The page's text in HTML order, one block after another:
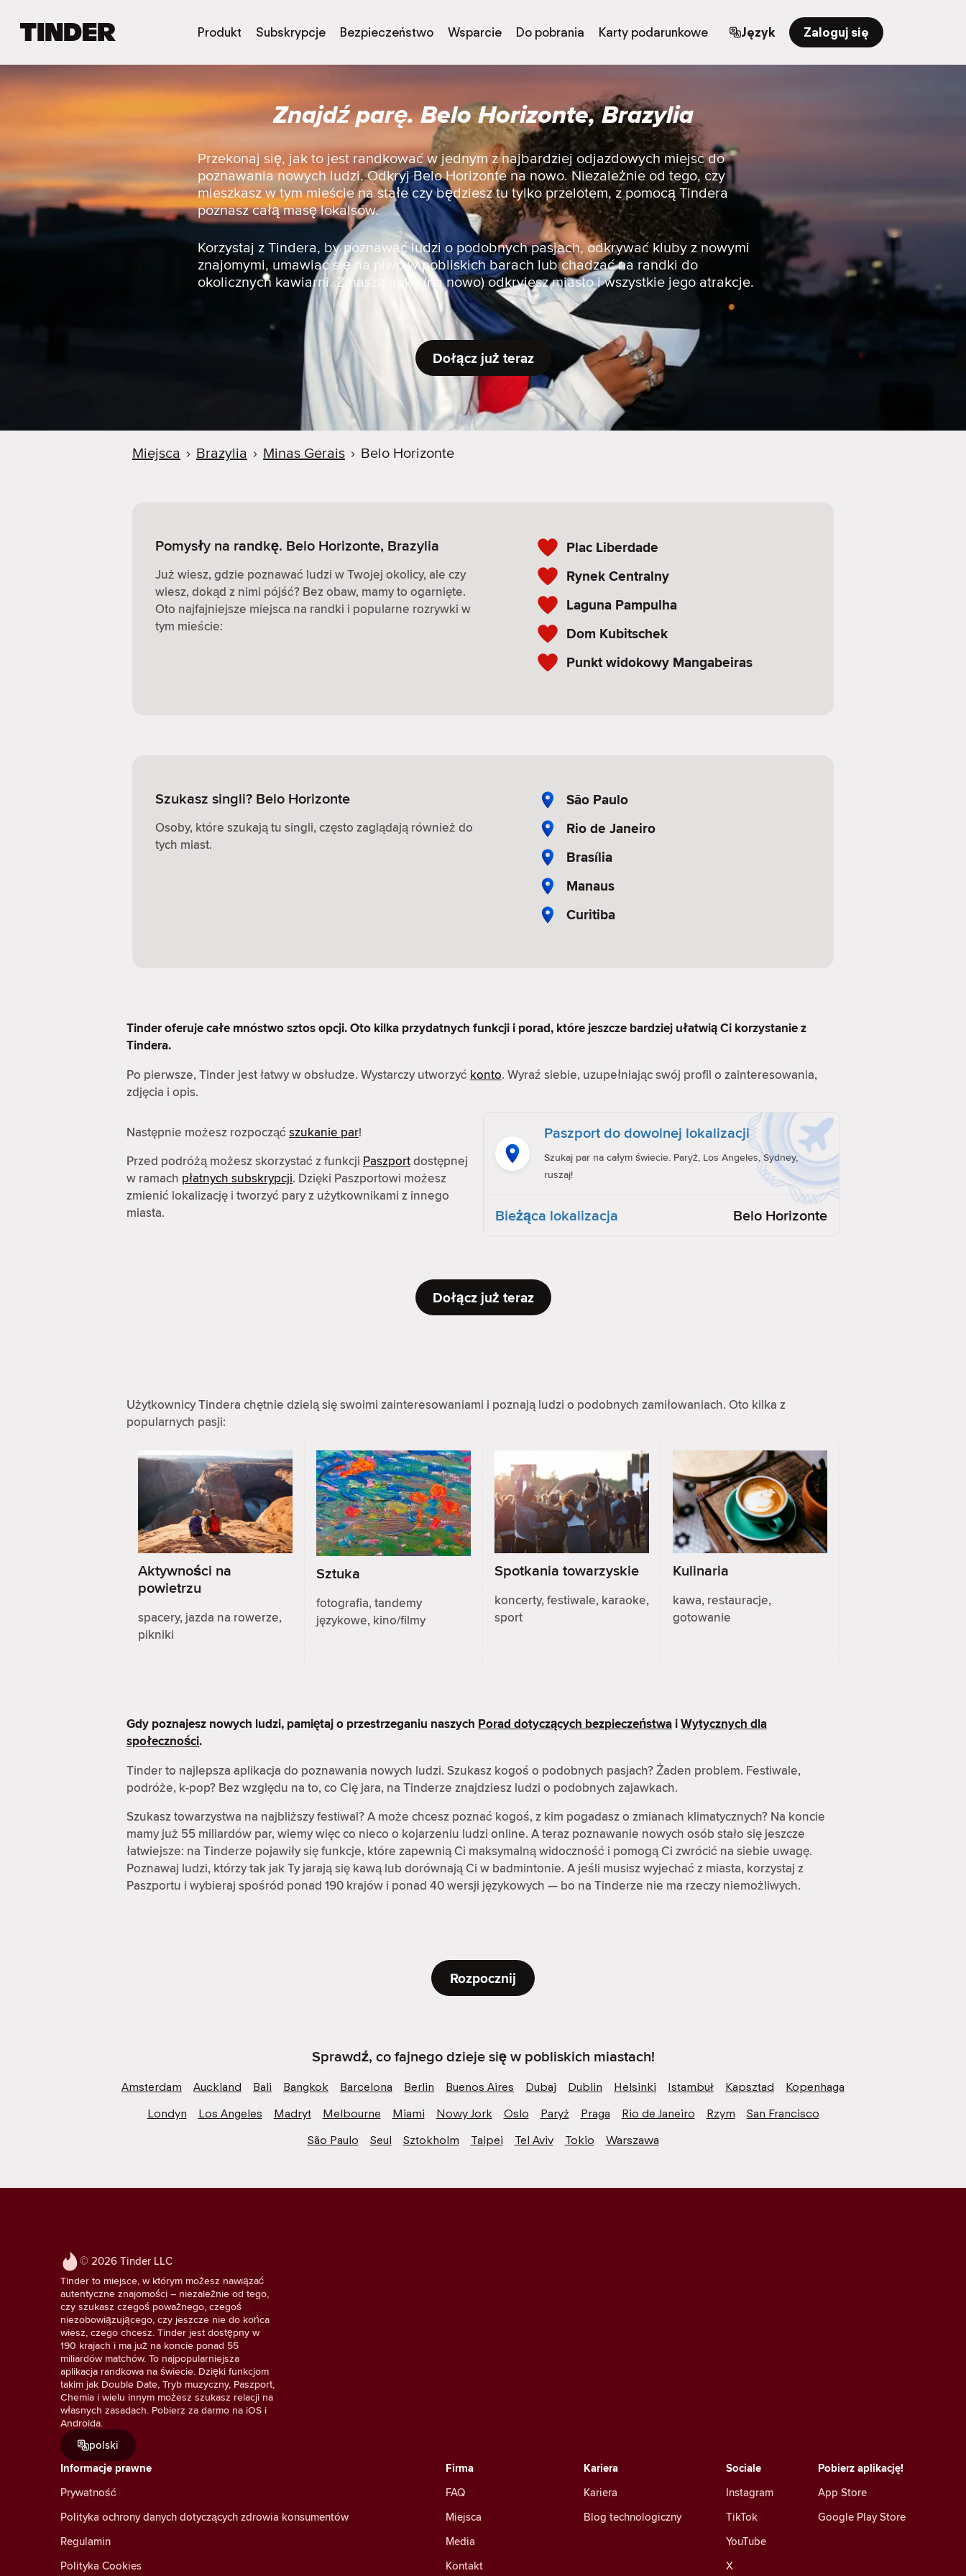
e
n
a
g
Produkt Subskrypcje Bezpieczeństwo Wsparcie Do pobrania Karty podarunkowe Język Zaloguj się
Znajdź parę. Belo Horizonte, Brazylia
Przekonaj się, jak to jest randkować w jednym z najbardziej odjazdowych miejsc do
poznawania nowych ludzi. Odkryj Belo Horizonte na nowo. Niezależnie od tego, czy
mieszkasz w tym mieście na stałe czy będziesz tu tylko przelotem, z pomocą Tindera
poznasz całą masę lokalsów.
Korzystaj z Tindera, by poznawać ludzi o podobnych pasjach, odkrywać kluby z nowymi
znajomymi, umawiać się na piwo w pobliskich barach lub chadzać na randki do
okolicznych kawiarni. Z naszą apką (na nowo) odkryjesz miasto i wszystkie jego atrakcje.
Dołącz już teraz
Miejsca › Brazylia › Minas Gerais › Belo Horizonte
Pomysły na randkę. Belo Horizonte, Brazylia
Już wiesz, gdzie poznawać ludzi w Twojej okolicy, ale czy
wiesz, dokąd z nimi pójść? Bez obaw, mamy to ogarnięte.
Oto najfajniejsze miejsca na randki i popularne rozrywki w
tym mieście:
Plac Liberdade
Rynek Centralny
Laguna Pampulha
Dom Kubitschek
Punkt widokowy Mangabeiras
Szukasz singli? Belo Horizonte
Osoby, które szukają tu singli, często zaglądają również do
tych miast.
São Paulo
Rio de Janeiro
Brasília
Manaus
Curitiba
Tinder oferuje całe mnóstwo sztos opcji. Oto kilka przydatnych funkcji i porad, które jeszcze bardziej ułatwią Ci korzystanie z
Tindera.
Po pierwsze, Tinder jest łatwy w obsłudze. Wystarczy utworzyć konto. Wyraź siebie, uzupełniając swój profil o zainteresowania,
zdjęcia i opis.
Następnie możesz rozpocząć szukanie par!
Przed podróżą możesz skorzystać z funkcji Paszportdostępnej
w ramach płatnych subskrypcji. Dzięki Paszportowi możesz
zmienić lokalizację i tworzyć pary z użytkownikami z innego
miasta.
Paszport do dowolnej lokalizacji
Szukaj par na całym świecie. Paryż, Los Angeles, Sydney,
ruszaj!
Bieżąca lokalizacja Belo Horizonte
Dołącz już teraz
Użytkownicy Tindera chętnie dzielą się swoimi zainteresowaniami i poznają ludzi o podobnych zamiłowaniach. Oto kilka z
popularnych pasji:
Aktywności na
powietrzu
spacery, jazda na rowerze,
pikniki
Sztuka
fotografia, tandemy
językowe, kino/filmy
Spotkania towarzyskie
koncerty, festiwale, karaoke,
sport
Kulinaria
kawa, restauracje,
gotowanie
Gdy poznajesz nowych ludzi, pamiętaj o przestrzeganiu naszych Porad dotyczących bezpieczeństwa iWytycznych dla
społeczności.
Tinder to najlepsza aplikacja do poznawania nowych ludzi. Szukasz kogoś o podobnych pasjach? Żaden problem. Festiwale,
podróże, k-pop? Bez względu na to, co Cię jara, na Tinderze znajdziesz ludzi o podobnych zajawkach.
Szukasz towarzystwa na najbliższy festiwal? A może chcesz poznać kogoś, z kim pogadasz o zmianach klimatycznych? Na koncie
mamy już 55 miliardów par, wiemy więc co nieco o kojarzeniu ludzi online. A teraz poznawanie nowych osób stało się jeszcze
łatwiejsze: na Tinderze pojawiły się funkcje, które zapewnią Ci maksymalną widoczność i pomogą Ci zwrócić na siebie uwagę.
Poznawaj ludzi, którzy tak jak Ty jarają się kawą lub dorównają Ci w badmintonie. A jeśli musisz wyjechać z miasta, korzystaj z
Paszportu i wybieraj spośród ponad 190 krajów i ponad 40 wersji językowych — bo na Tinderze nie ma rzeczy niemożliwych.
Rozpocznij
Sprawdź, co fajnego dzieje się w pobliskich miastach!
Amsterdam Auckland Bali Bangkok Barcelona Berlin Buenos Aires Dubaj Dublin Helsinki Istambuł Kapsztad
Kopenhaga
Londyn
Los Angeles Madryt Melbourne Miami Nowy Jork Oslo Paryż Praga Rio de Janeiro Rzym
San Francisco
São Paulo
Seul Sztokholm Taipei Tel Aviv Tokio Warszawa
© 2026 Tinder LLC
Tinder to miejsce, w którym możesz nawiązać
autentyczne znajomości – niezależnie od tego,
czy szukasz czegoś poważnego, czegoś
niezobowiązującego, czy jeszcze nie do końca
wiesz, czego chcesz. Tinder jest dostępny w
190 krajach i ma już na koncie ponad 55
miliardów matchów. To najpopularniejsza
aplikacja randkowa na świecie. Dzięki funkcjom
takim jak Double Date, Tryb muzyczny, Paszport,
Chemia i wielu innym możesz szukasz relacji na
własnych zasadach. Pobierz za darmo na iOS i
Androida.
polski
Sociale
Instagram
TikTok
YouTube
X
Informacje prawne
Prywatność
Polityka ochrony danych dotyczących zdrowia konsumentów
Regulamin
Polityka Cookies
Kariera
Kariera
Blog technologiczny
Firma
FAQ
Miejsca
Media
Kontakt
Pobierz aplikację!
App Store
Google Play Store